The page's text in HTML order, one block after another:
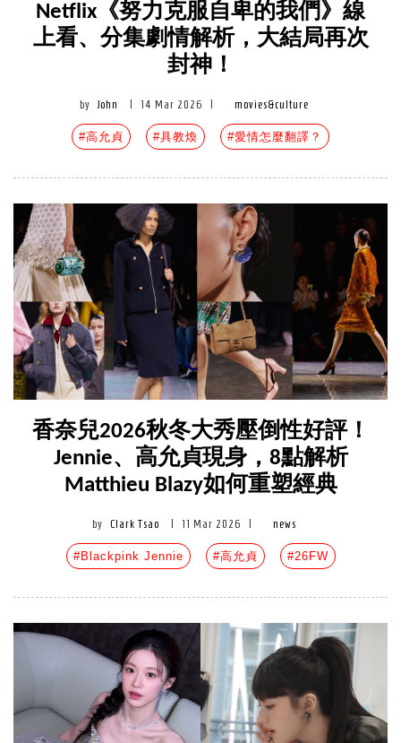
Netflix《努力克服自卑的我們》線
上看、分集劇情解析，大結局再次
封神！
by John 14 Mar 2026 movies&culture
#高允貞 #具教煥 #愛情怎麼翻譯？
香奈兒2026秋冬大秀壓倒性好評！
Jennie、高允貞現身，8點解析
Matthieu Blazy如何重塑經典
by Clark Tsao 11 Mar 2026 news
#Blackpink Jennie #高允貞 #26FW